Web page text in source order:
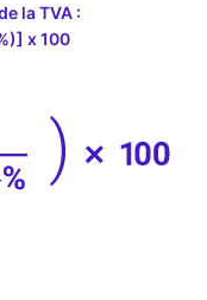
la TVA :
x 100